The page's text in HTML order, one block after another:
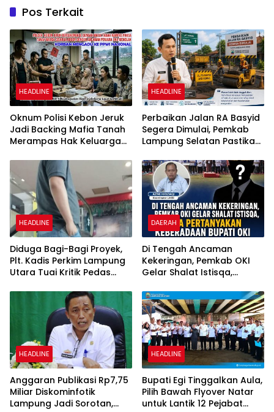
Pos Terkait
HEADLINE
Oknum Polisi Kebon Jeruk
Jadi Backing Mafia Tanah
Merampas Hak Keluarga
Sutarman
HEADLINE
Perbaikan Jalan RA Basyid
Segera Dimulai, Pemkab
Lampung Selatan Pastikan
Aman dan Nyaman
HEADLINE
Diduga Bagi-Bagi Proyek,
Plt. Kadis Perkim Lampung
Utara Tuai Kritik Pedas
DAERAH
Di Tengah Ancaman
Kekeringan, Pemkab OKI
Gelar Shalat Istisqa,
Keberadaan Bupati OKI
HEADLINE
Anggaran Publikasi Rp7,75
Miliar Diskominfotik
Lampung Jadi Sorotan,
HEADLINE
Bupati Egi Tinggalkan Aula,
Pilih Bawah Flyover Natar
untuk Lantik 12 Pejabat